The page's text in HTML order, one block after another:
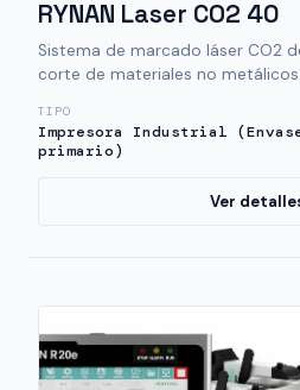
RYNAN Laser CO2 40
Sistema de marcado láser CO2
corte de materiales no metálicos.
TIPO
Impresora Industrial
primario)
Ver